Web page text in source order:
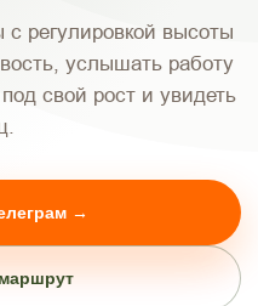
регулировкой высоты
услышать работу
свой рост и увидеть
→